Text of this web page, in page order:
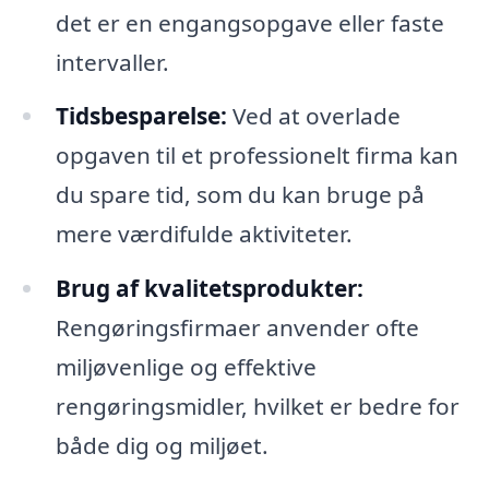
det er en engangsopgave eller faste
intervaller.
Tidsbesparelse: Ved at overlade
opgaven til et professionelt firma kan
du spare tid, som du kan bruge på
mere værdifulde aktiviteter.
Brug af kvalitetsprodukter:
Rengøringsfirmaer anvender ofte
miljøvenlige og effektive
rengøringsmidler, hvilket er bedre for
både dig og miljøet.